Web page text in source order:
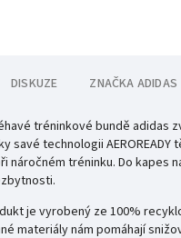
DISKUZE ZNAČKA ADIDAS
tréninkové bundě adidas
savé technologii AEROREADY
náročném tréninku. Do kapes
je vyrobený ze 100%
materiály nám pomáhají